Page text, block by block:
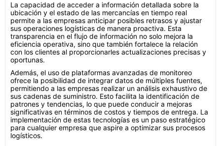
La capacidad de acceder a información detallada sobre la
ubicación y el estado de las mercancías en tiempo real
permite a las empresas anticipar posibles retrasos y ajustar
sus operaciones logísticas de manera proactiva. Esta
transparencia en el flujo de información no solo mejora la
eficiencia operativa, sino que también fortalece la relación
con los clientes al proporcionarles actualizaciones precisas y
oportunas.
Además, el uso de plataformas avanzadas de monitoreo
ofrece la posibilidad de integrar datos de múltiples fuentes,
permitiendo a las empresas realizar un análisis exhaustivo de
sus cadenas de suministro. Esto facilita la identificación de
patrones y tendencias, lo que puede conducir a mejoras
significativas en términos de costos y tiempos de entrega. La
implementación de estas tecnologías es un paso estratégico
para cualquier empresa que aspire a optimizar sus procesos
logísticos.